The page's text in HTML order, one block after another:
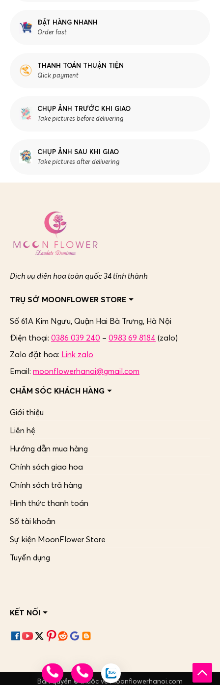
ĐẶT HÀNG NHANH
Order fast
THANH TOÁN THUẬN TIỆN
Qick payment
CHỤP ẢNH TRƯỚC KHI GIAO
Take pictures before delivering
CHỤP ẢNH SAU KHI GIAO
Take pictures after delivering
Dịch vụ điện hoa toàn quốc 34 tỉnh thành
TRỤ SỞ MOONFLOWER STORE
Số 61A Kim Ngưu, Quận Hai Bà Trưng, Hà Nội
Điện thoại: 0386 039 240 – 0983 69 8184 (zalo)
Zalo đặt hoa: Link zalo
Email: moonflowerhanoi@gmail.com
CHĂM SÓC KHÁCH HÀNG
Giới thiệu
Liên hệ
Hướng dẫn mua hàng
Chính sách giao hoa
Chính sách trả hàng
Hình thức thanh toán
Số tài khoản
Sự kiện MoonFlower Store
Tuyển dụng
KẾT NỐI
Bản quyền © thuộc về Moonflowerhanoi.com